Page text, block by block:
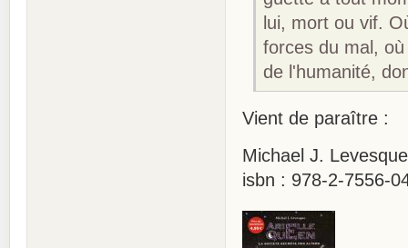
lui, mort ou vif.
forces du mal,
de l'humanité,
Vient de paraître :
Michael J.
isbn : 978-2-7556-